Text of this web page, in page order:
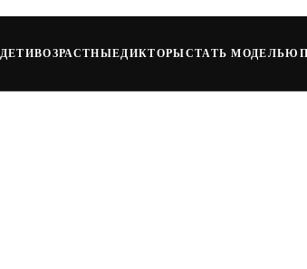
ДЕТИВОЗРАСТНЫЕДИКТОРЫСТАТЬ МОДЕЛЬЮ